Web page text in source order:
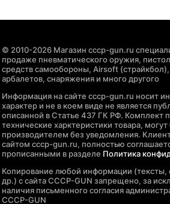
© 2010-2026 Магазин cccp-gun.ru
продаже пневматического оружия,
средств самообороны, Airsoft (страйкбол),
арбалетов, снаряжения и много другого
Информация на сайте cccp-gun.ru носит
характер и не в коем виде не является
описанной в Статье 437 ГК РФ. Комплект
технические харктеристики товара,
производителем без уведомления.
сайтом cccp-gun.ru, полностью
прописанными в разделе Политика
Копирование любой информации (тексты,
др.) с сайта CCCP-GUN запрещено, за
наличия письменного согласия
CCCP-GUN